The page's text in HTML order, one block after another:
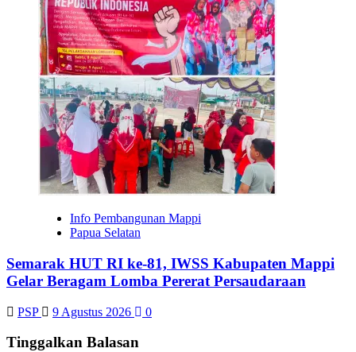
Info Pembangunan Mappi
Papua Selatan
Semarak HUT RI ke-81, IWSS Kabupaten Mappi
Gelar Beragam Lomba Pererat Persaudaraan
PSP 9 Agustus 2026 0
Tinggalkan Balasan